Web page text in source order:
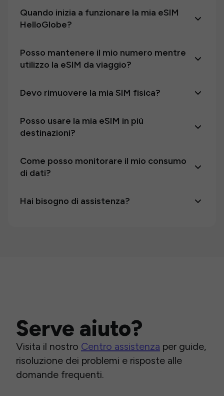
Quando inizia a funzionare la mia eSIM
HelloGlobe?
Posso mantenere il mio numero mentre
utilizzo la eSIM da viaggio?
Devo rimuovere la mia SIM fisica?
Posso usare la mia eSIM in più
destinazioni?
Come posso monitorare il mio consumo
di dati?
Hai bisogno di assistenza?
Serve aiuto?
Visita il nostro Centro assistenza per guide,
risoluzione dei problemi e risposte alle
domande frequenti.